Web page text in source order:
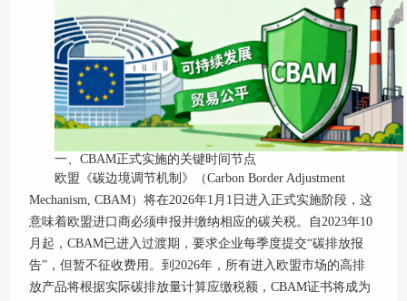
一、CBAM正式实施的关键时间节点
欧盟《碳边境调节机制》（Carbon Border Adjustment
Mechanism, CBAM）将在2026年1月1日进入正式实施阶段，这
意味着欧盟进口商必须申报并缴纳相应的碳关税。自2023年10
月起，CBAM已进入过渡期，要求企业每季度提交“碳排放报
告”，但暂不征收费用。到2026年，所有进入欧盟市场的高排
放产品将根据实际碳排放量计算应缴税额，CBAM证书将成为